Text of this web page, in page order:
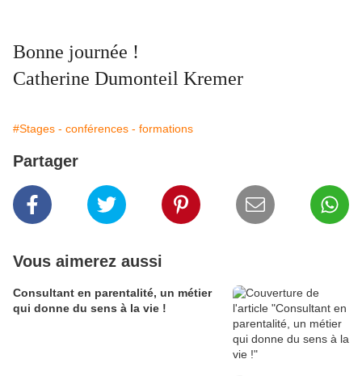
Bonne journée !
Catherine Dumonteil Kremer
#Stages - conférences - formations
Partager
Vous aimerez aussi
Consultant en parentalité, un métier
qui donne du sens à la vie !